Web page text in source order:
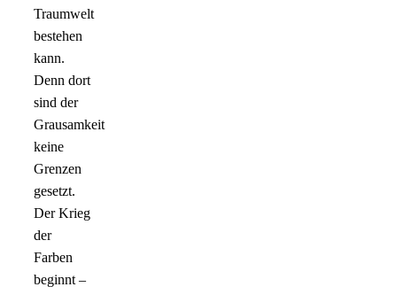
Traumwelt
bestehen
kann.
Denn dort
sind der
Grausamkeit
keine
Grenzen
gesetzt.
Der Krieg
der
Farben
beginnt –